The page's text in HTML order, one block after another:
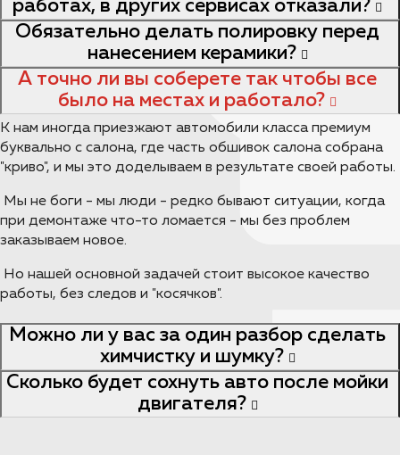
работах, в других сервисах отказали?
Обязательно делать полировку перед
нанесением керамики?
А точно ли вы соберете так чтобы все
было на местах и работало?
К нам иногда приезжают автомобили класса премиум
буквально с салона, где часть обшивок салона собрана
"криво", и мы это доделываем в результате своей работы.
Мы не боги - мы люди - редко бывают ситуации, когда
при демонтаже что-то ломается - мы без проблем
заказываем новое.
Но нашей основной задачей стоит высокое качество
работы, без следов и "косячков".
Можно ли у вас за один разбор сделать
химчистку и шумку?
Сколько будет сохнуть авто после мойки
двигателя?